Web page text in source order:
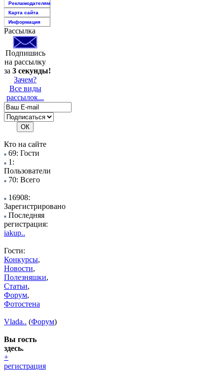
Рекламодателям
Карта сайта
Информация
Рассылка
Подпишись
на рассылку
за 3 секунды!
Зачем?
Все виды
рассылок...
Кто на сайте
69: Гости
1:
Пользователи
70: Всего
16908:
Зарегистрировано
Последняя
регистрация:
iakup..
Гости:
Конкурсы,
Новости,
Полезняшки,
Статьи,
Форум,
Фотостена
Vlada.. (Форум)
Вы гость
здесь.
+
регистрация